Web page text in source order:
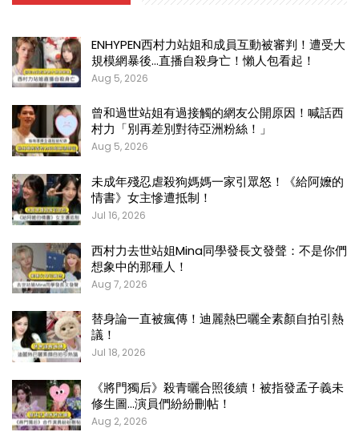
ENHYPEN西村力站姐和成員互動被審判！遭受大
規模網暴後…直播自殺身亡！懶人包看起！
Aug 5, 2026
曾和過世站姐有過接觸的網友公開原因！喊話西
村力「別再差別對待亞洲粉絲！」
Aug 5, 2026
未成年殘忍虐殺狗媽媽一家引眾怒！《給阿嬤的
情書》女主慘遭抵制！
Jul 16, 2026
西村力去世站姐Mina同學發長文發聲：不是你們
想象中的那種人！
Aug 7, 2026
替身論一直被瘋傳！迪麗熱巴曬全素顏自拍引熱
議！
Jul 18, 2026
《將門獨后》殺青曬合照後續！被指發孟子義未
修生圖…演員們紛紛刪帖！
Aug 2, 2026